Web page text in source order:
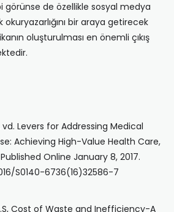
de özellikle sosyal medya
okuryazarlığını bir araya getirecek
oluşturulması en önemli çıkış
vd. Levers for Addressing Medical
Achieving High-Value Health Care,
Online January 8, 2017.
S0140-6736(16)32586-7
Cost of Waste and Inefficiency-A